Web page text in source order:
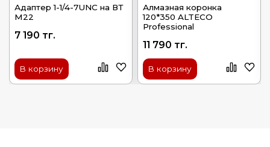
Адаптер 1-1/4-7UNC на ВТ
М22
7 190 тг.
В корзину
Алмазная коронка
120*350 ALTECO
Professional
11 790 тг.
В корзину